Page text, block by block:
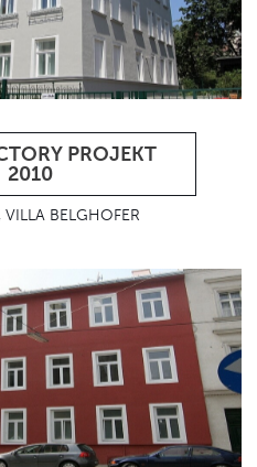
PROJEKT
2010
BELGHOFER